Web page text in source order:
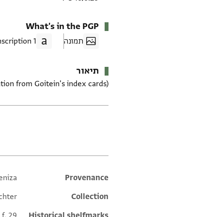
What's in the PGP
תמונה 1 Transcription
תיאור
from Goitein's index cards)
Additional metadata
Provenance
Collection